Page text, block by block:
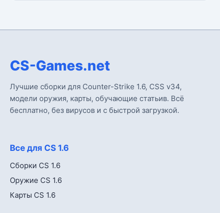
CS-Games.net
Лучшие сборки для Counter-Strike 1.6, CSS v34,
модели оружия, карты, обучающие статьив. Всё
бесплатно, без вирусов и с быстрой загрузкой.
Все для CS 1.6
Сборки CS 1.6
Оружие CS 1.6
Карты CS 1.6